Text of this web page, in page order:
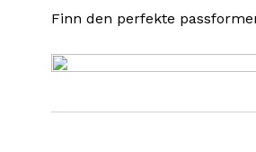
Finn den perfekte